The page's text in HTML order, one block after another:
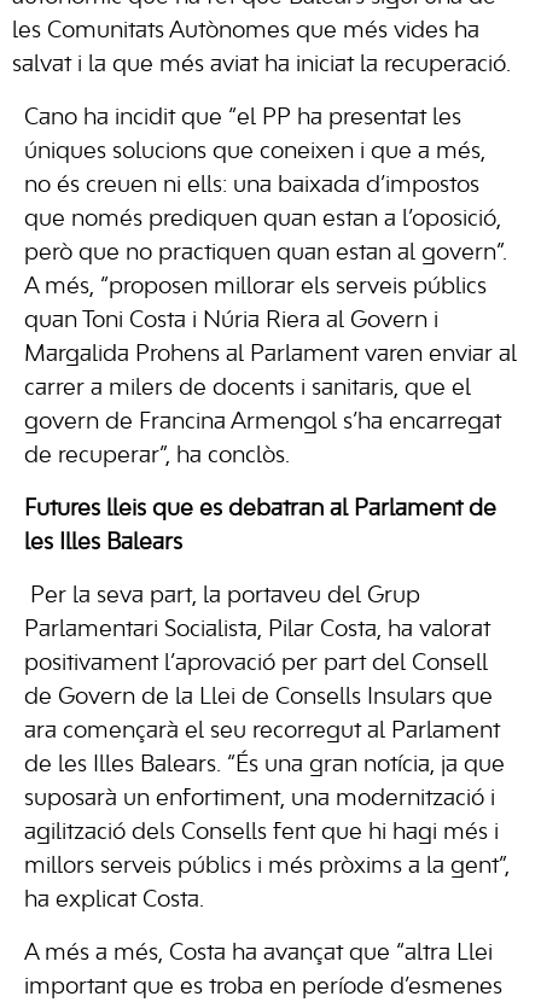
les Comunitats Autònomes que més vides ha
salvat i la que més aviat ha iniciat la recuperació.
Cano ha incidit que “el PP ha presentat les
úniques solucions que coneixen i que a més,
no és creuen ni ells: una baixada d’impostos
que només prediquen quan estan a l’oposició,
però que no practiquen quan estan al govern”.
A més, “proposen millorar els serveis públics
quan Toni Costa i Núria Riera al Govern i
Margalida Prohens al Parlament varen enviar al
carrer a milers de docents i sanitaris, que el
govern de Francina Armengol s’ha encarregat
de recuperar”, ha conclòs.
Futures lleis que es debatran al Parlament de
les Illes Balears
Per la seva part, la portaveu del Grup
Parlamentari Socialista, Pilar Costa, ha valorat
positivament l’aprovació per part del Consell
de Govern de la Llei de Consells Insulars que
ara començarà el seu recorregut al Parlament
de les Illes Balears. “És una gran notícia, ja que
suposarà un enfortiment, una modernització i
agilització dels Consells fent que hi hagi més i
millors serveis públics i més pròxims a la gent”,
ha explicat Costa.
A més a més, Costa ha avançat que “altra Llei
important que es troba en període d’esmenes